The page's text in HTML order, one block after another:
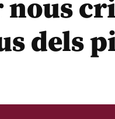
nous
dels